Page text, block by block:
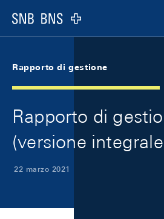
Logo
Rapporto di gestione
Rapporto di
(versione
22 marzo 2021